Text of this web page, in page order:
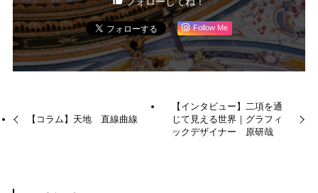
Follow Me
【コラム】天地 直線曲線
【インタビュー】二項を通
じて見える世界｜グラフィ
ックデザイナー 原研哉